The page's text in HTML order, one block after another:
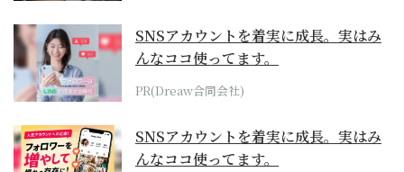
SNSアカウントを着実に成長。実はみ
んなココ使ってます。
PR(Dreaw合同会社)
SNSアカウントを着実に成長。実はみ
んなココ使ってます。